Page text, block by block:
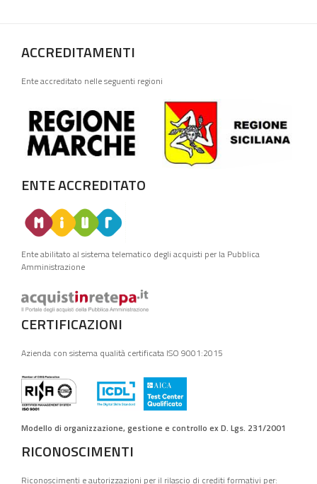
ACCREDITAMENTI
Ente accreditato nelle seguenti regioni
ENTE ACCREDITATO
Ente abilitato al sistema telematico degli acquisti per la Pubblica
Amministrazione
CERTIFICAZIONI
Azienda con sistema qualità certificata ISO 9001:2015
Modello di organizzazione, gestione e controllo ex D. Lgs. 231/2001
RICONOSCIMENTI
Riconoscimenti e autorizzazioni per il rilascio di crediti formativi per: